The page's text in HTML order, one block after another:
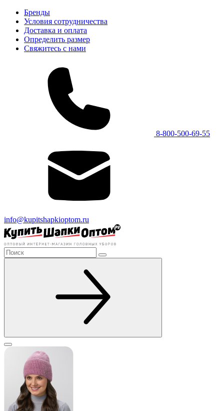
Бренды
Условия сотрудничества
Доставка и оплата
Определить размер
Свяжитесь с нами
8-800-500-69-55
info@kupitshapkioptom.ru